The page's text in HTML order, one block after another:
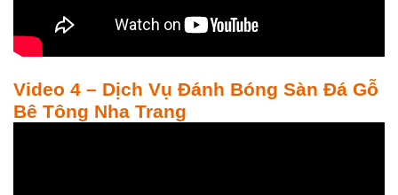
Video 4 – Dịch Vụ Đánh Bóng Sàn Đá Gỗ
Bê Tông Nha Trang